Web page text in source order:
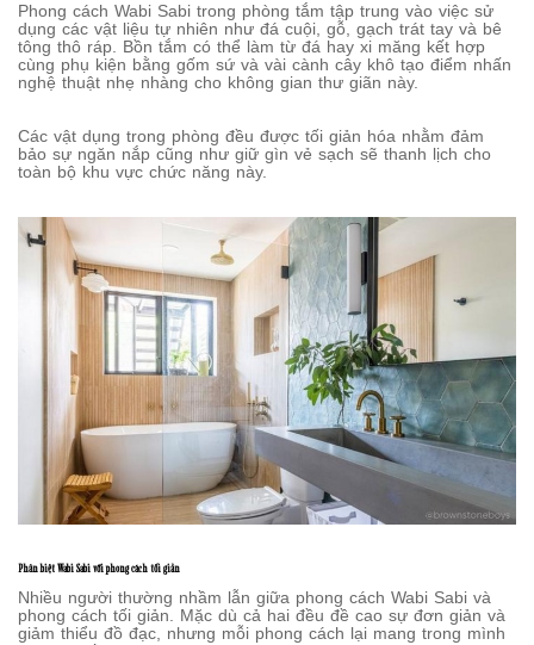
Phong cách Wabi Sabi trong phòng tắm tập trung vào việc sử
dụng các vật liệu tự nhiên như đá cuội, gỗ, gạch trát tay và bê
tông thô ráp. Bồn tắm có thể làm từ đá hay xi măng kết hợp
cùng phụ kiện bằng gốm sứ và vài cành cây khô tạo điểm nhấn
nghệ thuật nhẹ nhàng cho không gian thư giãn này.
Các vật dụng trong phòng đều được tối giản hóa nhằm đảm
bảo sự ngăn nắp cũng như giữ gìn vẻ sạch sẽ thanh lịch cho
toàn bộ khu vực chức năng này.
Phân biệt Wabi Sabi với phong cách tối giản
Nhiều người thường nhầm lẫn giữa phong cách Wabi Sabi và
phong cách tối giản. Mặc dù cả hai đều đề cao sự đơn giản và
giảm thiểu đồ đạc, nhưng mỗi phong cách lại mang trong mình